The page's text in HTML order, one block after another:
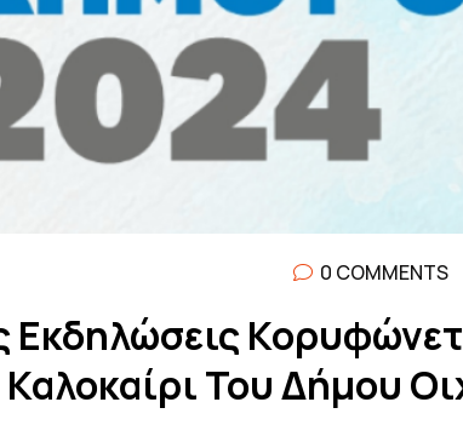
0 COMMENTS
ΕΚΔΗΛΏΣΕΙΣΚΟΡΥΦΏΝΕΤ
ΚΑΛΟΚΑΊΡΙΤΟΥΔΉΜΟΥ ΟΙ